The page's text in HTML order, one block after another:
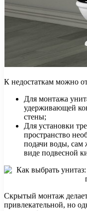
К недостаткам можно
Для монтажа
удерживающей
стены;
Для установки
пространство
подачи воды, сам
виде подвесной
Скрытый монтаж
привлекательной, но